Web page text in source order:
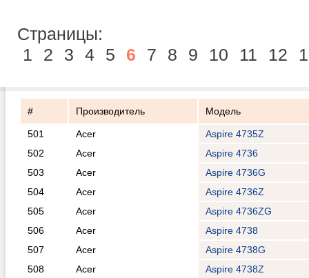
Страницы:
1
2 3 4 5 6 7 8 9 10 11 12
# Производитель Модель
501 Acer
Aspire 4735Z
502
Acer
Aspire 4736
503
Acer
Aspire 4736G
504
Acer
Aspire 4736Z
505
Acer
Aspire 4736ZG
506
Acer
Aspire 4738
507
Acer
Aspire 4738G
508
Acer
Aspire 4738Z